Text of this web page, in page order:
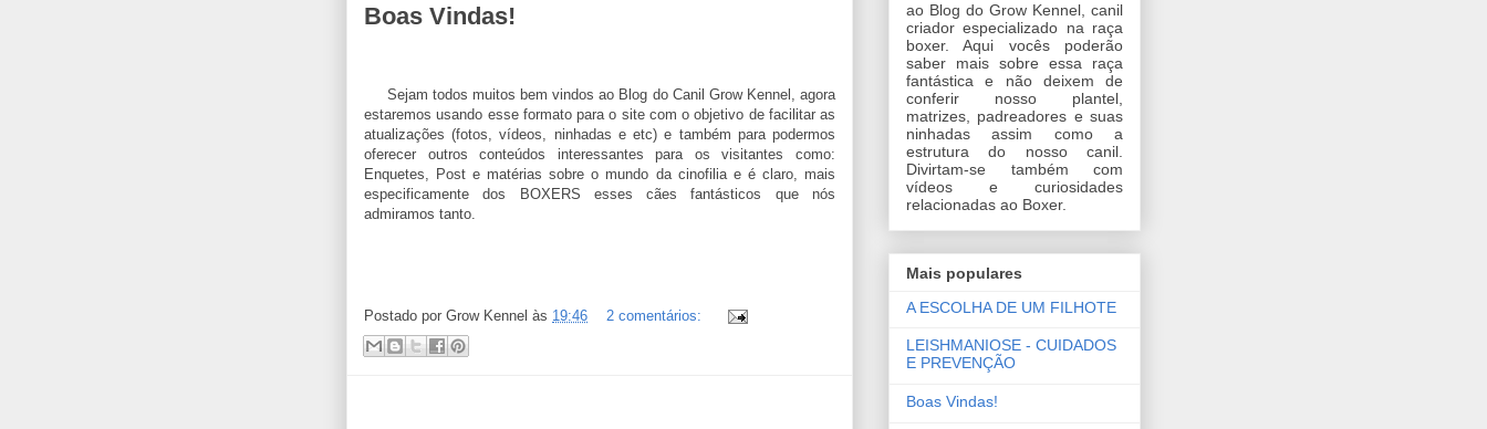
Boas Vindas!
Sejam todos muitos bem vindos ao Blog do Canil Grow Kennel, agora
estaremos usando esse formato para o site com o objetivo de facilitar as
atualizações (fotos, vídeos, ninhadas e etc) e também para podermos
oferecer outros conteúdos interessantes para os visitantes como:
Enquetes, Post e matérias sobre o mundo da cinofilia e é claro, mais
especificamente dos BOXERS esses cães fantásticos que nós
admiramos tanto.
Postado por Grow Kennel às 19:46 2 comentários:
ao Blog do Grow Kennel, canil
criador especializado na raça
boxer. Aqui vocês poderão
saber mais sobre essa raça
fantástica e não deixem de
conferir nosso plantel,
matrizes, padreadores e suas
ninhadas assim como a
estrutura do nosso canil.
Divirtam-se também com
vídeos e curiosidades
relacionadas ao Boxer.
Mais populares
A ESCOLHA DE UM FILHOTE
LEISHMANIOSE - CUIDADOS
E PREVENÇÃO
Boas Vindas!